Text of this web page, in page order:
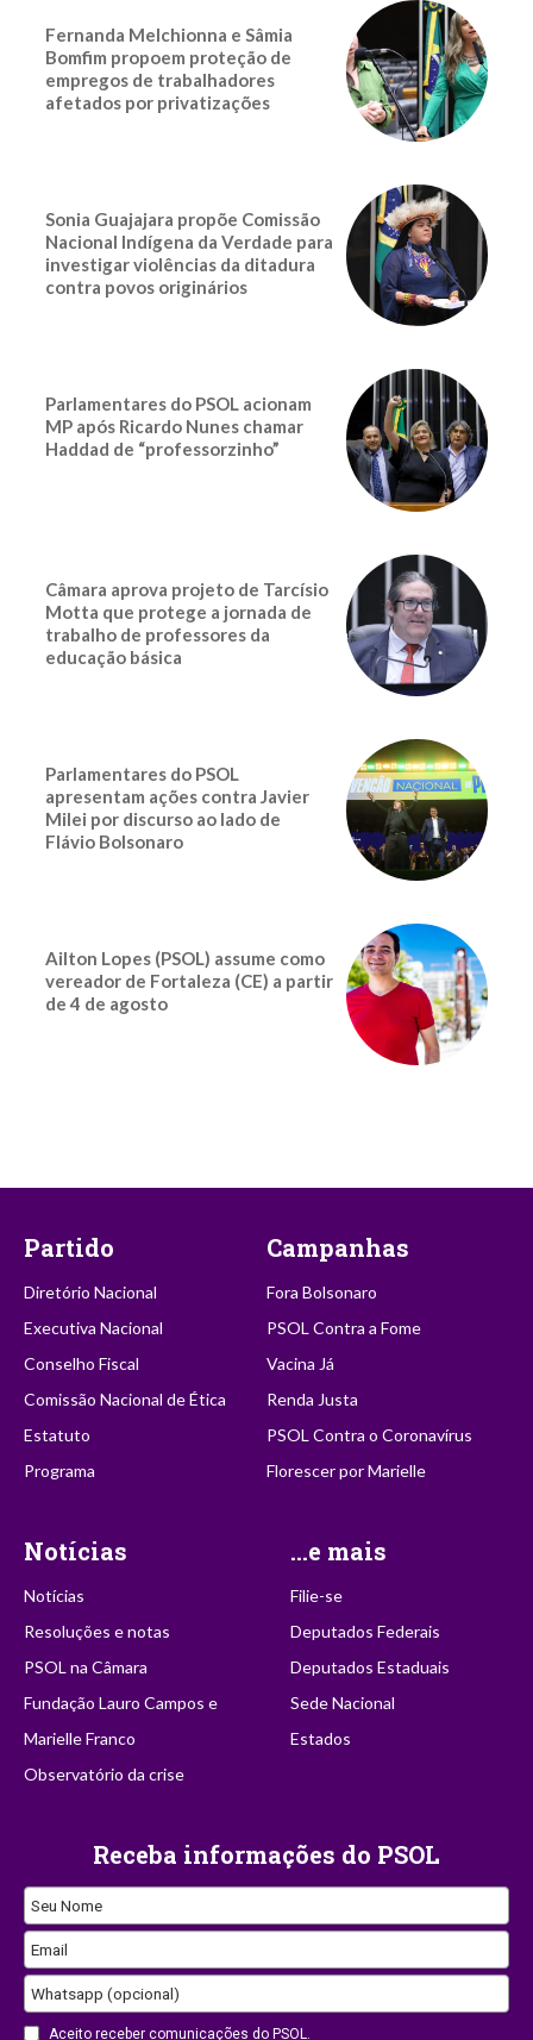
Fernanda Melchionna e Sâmia
Bomfim propoem proteção de
empregos de trabalhadores
afetados por privatizações
Sonia Guajajara propõe Comissão
Nacional Indígena da Verdade para
investigar violências da ditadura
contra povos originários
Parlamentares do PSOL acionam
MP após Ricardo Nunes chamar
Haddad de “professorzinho”
Câmara aprova projeto de Tarcísio
Motta que protege a jornada de
trabalho de professores da
educação básica
Parlamentares do PSOL
apresentam ações contra Javier
Milei por discurso ao lado de
Flávio Bolsonaro
Ailton Lopes (PSOL) assume como
vereador de Fortaleza (CE) a partir
de 4 de agosto
Partido
Diretório Nacional
Executiva Nacional
Conselho Fiscal
Comissão Nacional de Ética
Estatuto
Programa
Campanhas
Fora Bolsonaro
PSOL Contra a Fome
Vacina Já
Renda Justa
PSOL Contra o Coronavírus
Florescer por Marielle
Notícias
Notícias
Resoluções e notas
PSOL na Câmara
Fundação Lauro Campos e
Marielle Franco
Observatório da crise
...e mais
Filie-se
Deputados Federais
Deputados Estaduais
Sede Nacional
Estados
Receba informações do PSOL
Seu Nome
Email
Whatsapp (opcional)
Website
Aceito receber comunicações do PSOL.